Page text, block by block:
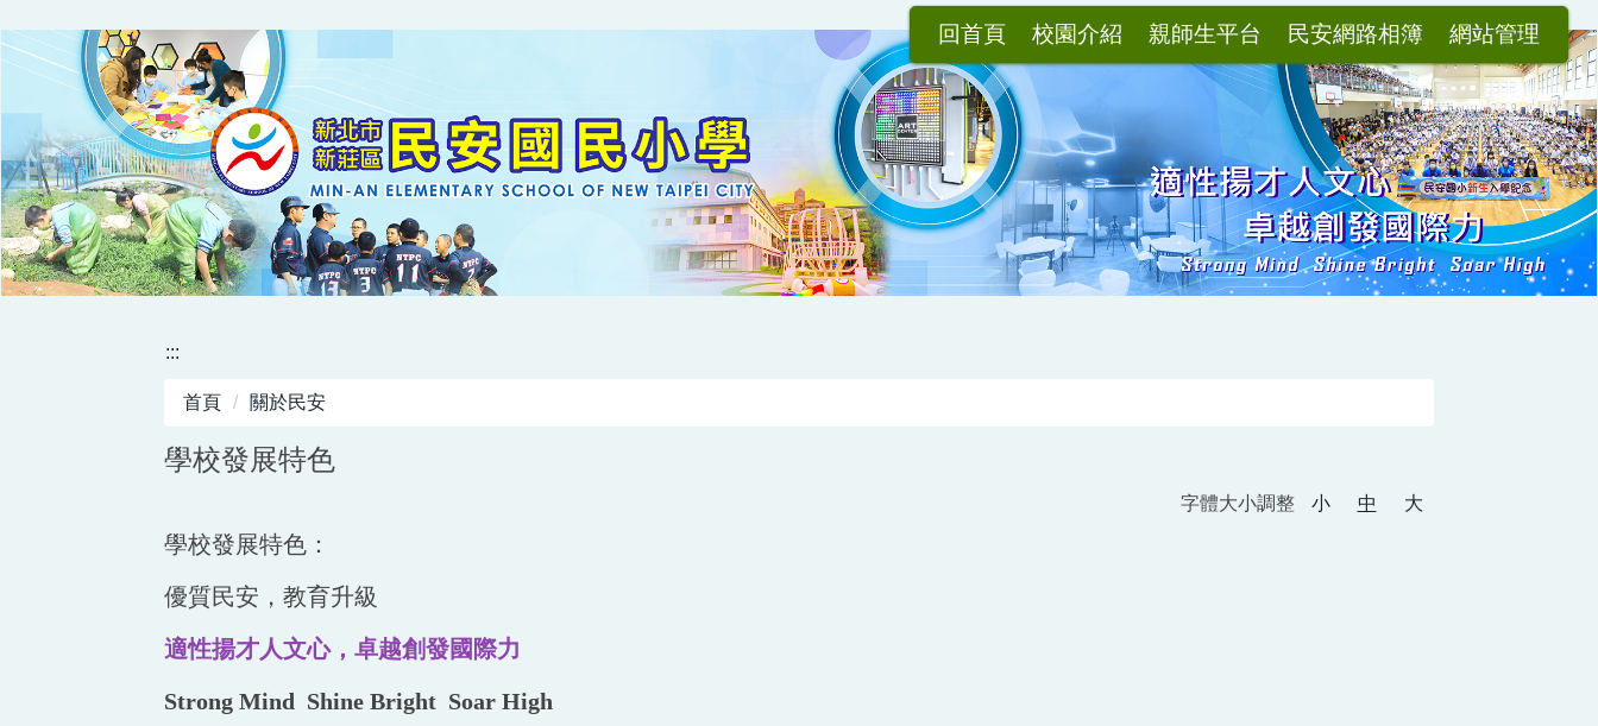
到
主
容
區
回首頁 校園介紹 親師生平台 民安網路相簿 網站管理
:::
首頁 關於民安
學校發展特色
字體大小調整 小 中 大
學校發展特色：
優質民安，教育升級
適性揚才人文心，卓越創發國際力
Strong Mind Shine Bright Soar High